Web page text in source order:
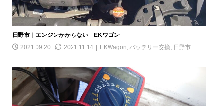
日野市｜エンジンかからない｜EKワゴン
2021.09.20
2021.11.14 EKWagon バッテリー交換 日野市